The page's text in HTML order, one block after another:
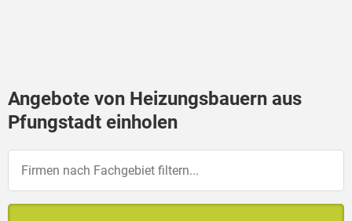
Angebote von Heizungsbauern aus
Pfungstadt einholen